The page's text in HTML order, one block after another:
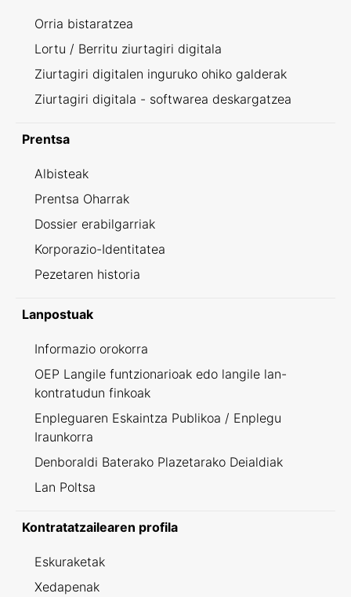
Orria bistaratzea
Lortu / Berritu ziurtagiri digitala
Ziurtagiri digitalen inguruko ohiko galderak
Ziurtagiri digitala - softwarea deskargatzea
Prentsa
Albisteak
Prentsa Oharrak
Dossier erabilgarriak
Korporazio-Identitatea
Pezetaren historia
Lanpostuak
Informazio orokorra
OEP Langile funtzionarioak edo langile lan-
kontratudun finkoak
Enpleguaren Eskaintza Publikoa / Enplegu
Iraunkorra
Denboraldi Baterako Plazetarako Deialdiak
Lan Poltsa
Kontratatzailearen profila
Eskuraketak
Xedapenak